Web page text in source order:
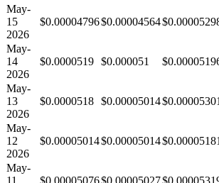
May-
15
2026
$0.00004796$0.00004564
May-
14
2026
$0.0000519 $0.000051
May-
13
2026
$0.0000518 $0.00005014$0.00005301
May-
12
2026
$0.00005014$0.00005014$0.00005181
May-
11
$0.00005076$0.00005027